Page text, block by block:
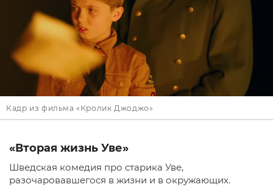
Кадр из фильма «Кролик Джоджо»
«Вторая жизнь Уве»
Шведская комедия про старика Уве,
разочаровавшегося в жизни и в окружающих.